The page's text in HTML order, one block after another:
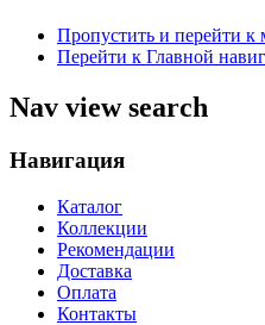
Пропустить и перейти к
Перейти к Главной
Nav view search
Навигация
Каталог
Коллекции
Рекомендации
Доставка
Оплата
Контакты